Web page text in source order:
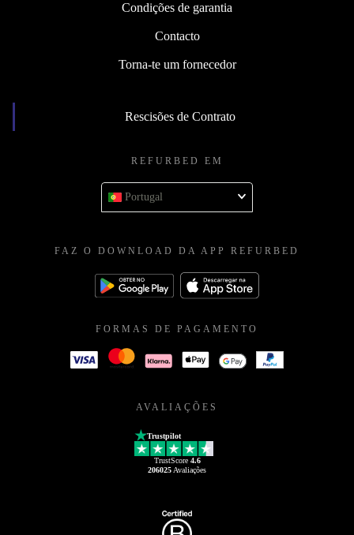
Condições de garantia
Contacto
Torna-te um fornecedor
Rescisões de Contrato
REFURBED EM
Portugal
FAZ O DOWNLOAD DA APP REFURBED
FORMAS DE PAGAMENTO
AVALIAÇÕES
Trustpilot
TrustScore 4.6
206025 Avaliações